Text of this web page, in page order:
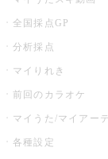
全国採点GP
分析採点
マイりれき
前回のカラオケ
マイうた/マイアー
各種設定